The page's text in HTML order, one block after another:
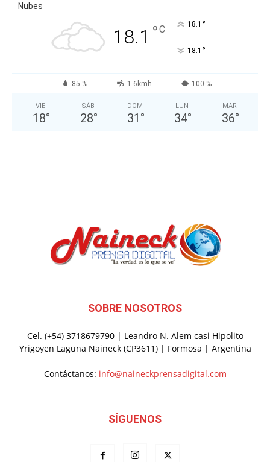
Nubes
18.1 °C 18.1 °
18.1 °
85 % 1.6kmh 100 %
VIE
18°
SÁB
28°
DOM
31 °
LUN
34°
MAR
36°
SOBRE NOSOTROS
Cel. (+54) 3718679790 | Leandro N. Alem casi Hipolito
Yrigoyen Laguna Naineck (CP3611) | Formosa | Argentina
Contáctanos: info@naineckprensadigital.com
SÍGUENOS